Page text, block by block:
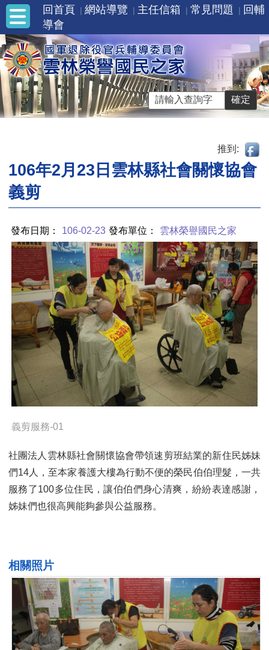
回首頁 網站導覽 主任信箱 常見問題
回輔
導會
推到:
106年2月23日雲林縣社會關懷協會
義剪
發布日期： 106-02-23 發布單位： 雲林榮譽國民之家
義剪服務-01
社團法人雲林縣社會關懷協會帶領速剪班結業的新住民姊妹
們14人，至本家養護大樓為行動不便的榮民伯伯理髮，一共
服務了100多位住民，讓伯伯們身心清爽，紛紛表達感謝，
姊妹們也很高興能夠參與公益服務。
相關照片